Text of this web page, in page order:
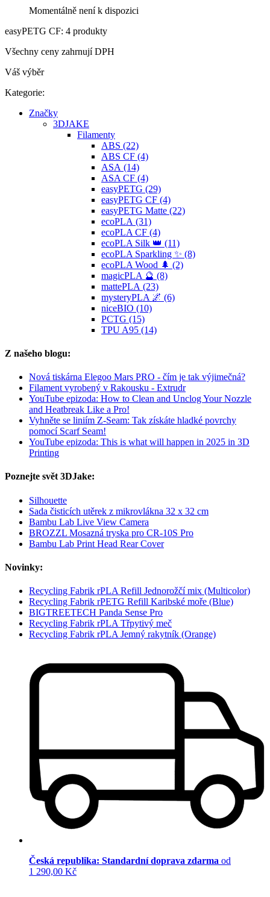
Momentálně není k dispozici
easyPETG CF: 4 produkty
Všechny ceny zahrnují DPH
Váš výběr
Kategorie:
Značky
3DJAKE
Filamenty
ABS (22)
ABS CF (4)
ASA (14)
ASA CF (4)
easyPETG (29)
easyPETG CF (4)
easyPETG Matte (22)
ecoPLA (31)
ecoPLA CF (4)
ecoPLA Silk 👑 (11)
ecoPLA Sparkling ✨ (8)
ecoPLA Wood 🌲 (2)
magicPLA 🔮 (8)
mattePLA (23)
mysteryPLA 🌌 (6)
niceBIO (10)
PCTG (15)
TPU A95 (14)
Z našeho blogu:
Nová tiskárna Elegoo Mars PRO - čím je tak výjimečná?
Filament vyrobený v Rakousku - Extrudr
YouTube epizoda: How to Clean and Unclog Your Nozzle
and Heatbreak Like a Pro!
Vyhněte se liniím Z-Seam: Tak získáte hladké povrchy
pomocí Scarf Seam!
YouTube epizoda: This is what will happen in 2025 in 3D
Printing
Poznejte svět 3DJake:
Silhouette
Sada čisticích utěrek z mikrovlákna 32 x 32 cm
Bambu Lab Live View Camera
BROZZL Mosazná tryska pro CR-10S Pro
Bambu Lab Print Head Rear Cover
Novinky:
Recycling Fabrik rPLA Refill Jednorožčí mix (Multicolor)
Recycling Fabrik rPETG Refill Karibské moře (Blue)
BIGTREETECH Panda Sense Pro
Recycling Fabrik rPLA Třpytivý meč
Recycling Fabrik rPLA Jemný rakytník (Orange)
Česká republika: Standardní doprava zdarma od
1 290,00 Kč